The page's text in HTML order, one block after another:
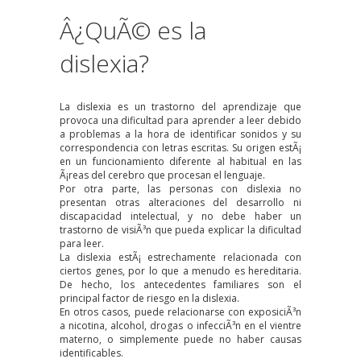
Â¿QuÃ© es la
dislexia?
La dislexia es un trastorno del aprendizaje que
provoca una dificultad para aprender a leer debido
a problemas a la hora de identificar sonidos y su
correspondencia con letras escritas. Su origen estÃ¡
en un funcionamiento diferente al habitual en las
Ã¡reas del cerebro que procesan el lenguaje.
Por otra parte, las personas con dislexia no
presentan otras alteraciones del desarrollo ni
discapacidad intelectual, y no debe haber un
trastorno de visiÃ³n que pueda explicar la dificultad
para leer.
La dislexia estÃ¡ estrechamente relacionada con
ciertos genes, por lo que a menudo es hereditaria.
De hecho, los antecedentes familiares son el
principal factor de riesgo en la dislexia.
En otros casos, puede relacionarse con exposiciÃ³n
a nicotina, alcohol, drogas o infecciÃ³n en el vientre
materno, o simplemente puede no haber causas
identificables.